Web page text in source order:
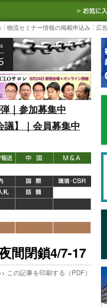
ースサイト
3PL, SCMなど国内外の最
物流セミナー情報の掲載申込み 広
｜参加募集中
議】｜会員募集中
間閉鎖4/7-17
この記事を印刷する（PDF）